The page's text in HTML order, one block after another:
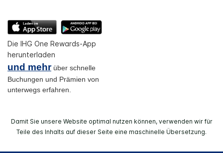
Die IHG One Rewards-App
herunterladen
und mehrüber schnelle
Buchungen und Prämien von
unterwegs erfahren.
Damit Sie unsere Website optimal nutzen können, verwenden wir für
Teile des Inhalts auf dieser Seite eine maschinelle Übersetzung.